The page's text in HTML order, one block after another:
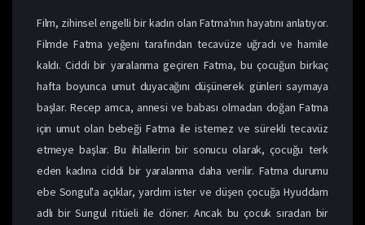
Film, zihinsel engelli bir kadın olan Fatma'nın hayatını anlatıyor.
Filmde Fatma yeğeni tarafından tecavüze uğradı ve hamile
kaldı. Ciddi bir yaralanma geçiren Fatma, bu çocuğun birkaç
hafta boyunca umut duyacağını düşünerek günleri saymaya
başlar. Recep amca, annesi ve babası olmadan doğan Fatma
için umut olan bebeği Fatma ile istemez ve sürekli tecavüz
etmeye başlar. Bu ihlallerin bir sonucu olarak, çocuğu terk
eden kadına ciddi bir yaralanma daha verilir. Fatma durumu
ebe Songul'a açıklar, yardım ister ve düşen çocuğa Hyuddam
adlı bir Sungul ritüeli ile döner. Ancak bu çocuk sıradan bir